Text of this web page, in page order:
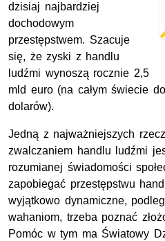
dzisiaj najbardziej
dochodowym
przestępstwem. Szacuje
się, że zyski z handlu
ludźmi wynoszą rocznie 2,5
mld euro (na całym świecie
dolarów).
Jedną z najważniejszych
zwalczaniem handlu ludźmi
rozumianej świadomości
zapobiegać przestępstwu
wyjątkowo dynamiczne,
wahaniom, trzeba poznać
Pomóc w tym ma Światowy